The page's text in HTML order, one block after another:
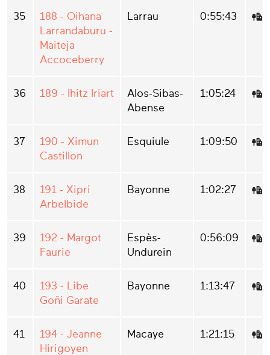
35
188 - Oihana
Larrandaburu -
Maiteja
Accoceberry
Larrau 0:55:43
36 189 - Ihitz Iriart
Alos-Sibas-
Abense
1:05:24
37
190 - Ximun
Castillon
Esquiule 1:09:50
38
191 - Xipri
Arbelbide
Bayonne 1:02:27
39
192 - Margot
Faurie
Espès-
Undurein
0:56:09
40
193 - Libe
Goñi Garate
Bayonne 1:13:47
41
194 - Jeanne
Hirigoyen
Macaye 1:21:15